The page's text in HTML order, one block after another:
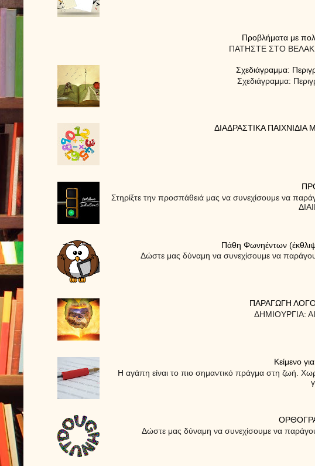
Προβλήματα με
ΠΑΤΗΣΤΕ ΣΤΟ
Σχεδιάγραμμα:
Σχεδιάγραμμα:
ΔΙΑΔΡΑΣΤΙΚΑ
Στηρίξτε την προσπάθειά μας να συνεχίσουμε να
Πάθη Φωνηέντων
Δώστε μας δύναμη να συνεχίσουμε να
ΠΑΡΑΓΩΓΗ
ΔΗΜΙΟΥΡΓΙΑ:
Κείμενο
Η αγάπη είναι το πιο σημαντικό πράγμα στη ζωή.
Δώστε μας δύναμη να συνεχίσουμε να